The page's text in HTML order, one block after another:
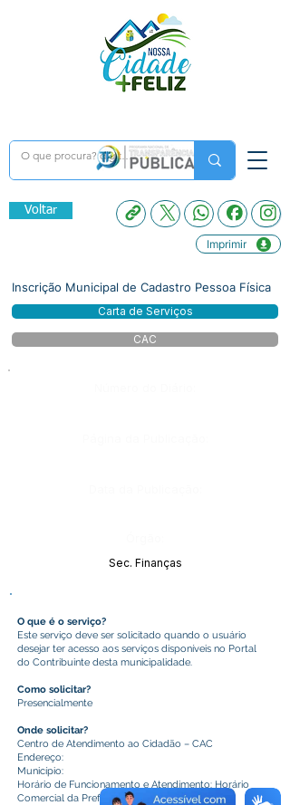
Voltar
Imprimir
Inscrição Municipal de Cadastro Pessoa Física
Carta de Serviços
CAC
Sec. Finanças
O que é o serviço?
Este serviço deve ser solicitado quando o usuário
desejar ter acesso aos serviços disponíveis no Portal
do Contribuinte desta municipalidade.
Como solicitar?
Presencialmente
Onde solicitar?
Centro de Atendimento ao Cidadão – CAC
Endereço:
Município:
Horário de Funcionamento e Atendimento: Horário
Comercial da Prefeitura